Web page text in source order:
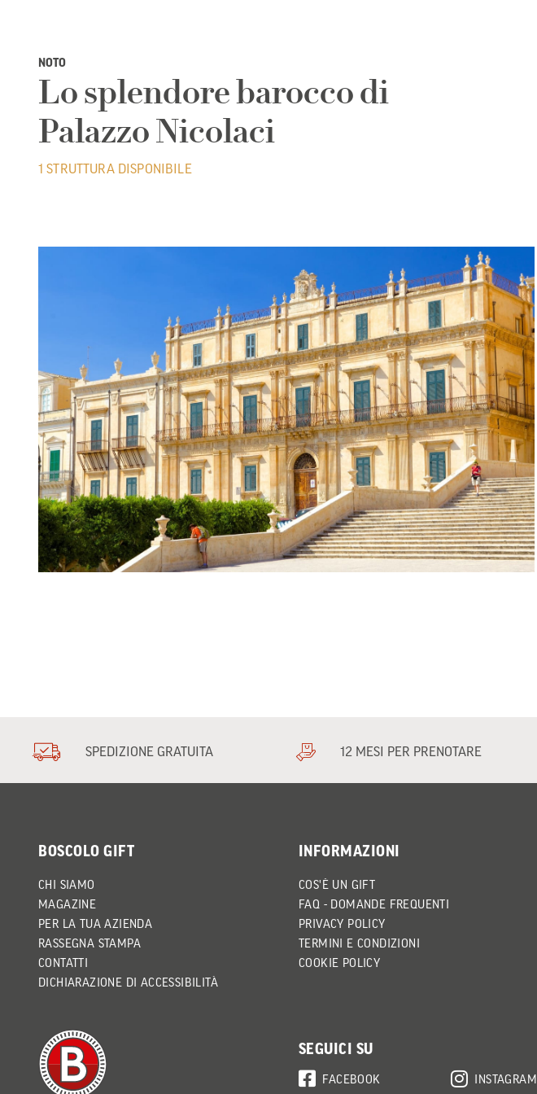
NOTO
Lo splendore barocco di
Palazzo Nicolaci
1 STRUTTURA DISPONIBILE
SPEDIZIONE GRATUITA 12 MESI PER PRENOTARE
BOSCOLO GIFT
CHI SIAMO
MAGAZINE
PER LA TUA AZIENDA
RASSEGNA STAMPA
CONTATTI
DICHIARAZIONE DI ACCESSIBILITÀ
INFORMAZIONI
COS'È UN GIFT
FAQ - DOMANDE FREQUENTI
PRIVACY POLICY
TERMINI E CONDIZIONI
COOKIE POLICY
SEGUICI SU
FACEBOOK INSTAGRAM